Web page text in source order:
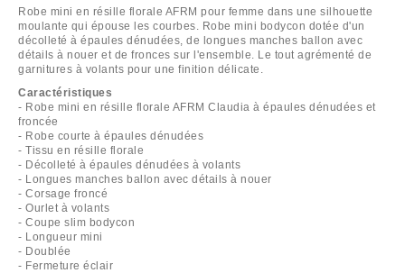
Robe mini en résille florale AFRM pour femme dans une silhouette
moulante qui épouse les courbes. Robe mini bodycon dotée d'un
décolleté à épaules dénudées, de longues manches ballon avec
détails à nouer et de fronces sur l'ensemble. Le tout agrémenté de
garnitures à volants pour une finition délicate.
Caractéristiques
- Robe mini en résille florale AFRM Claudia à épaules dénudées et
froncée
- Robe courte à épaules dénudées
- Tissu en résille florale
- Décolleté à épaules dénudées à volants
- Longues manches ballon avec détails à nouer
- Corsage froncé
- Ourlet à volants
- Coupe slim bodycon
- Longueur mini
- Doublée
- Fermeture éclair